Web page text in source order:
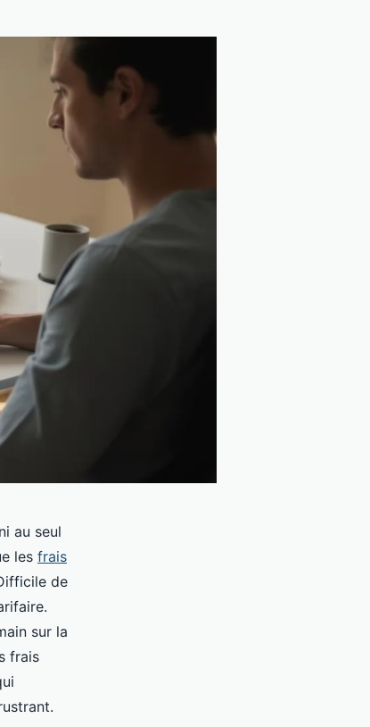
au seul
les frais
de
sur la
frais